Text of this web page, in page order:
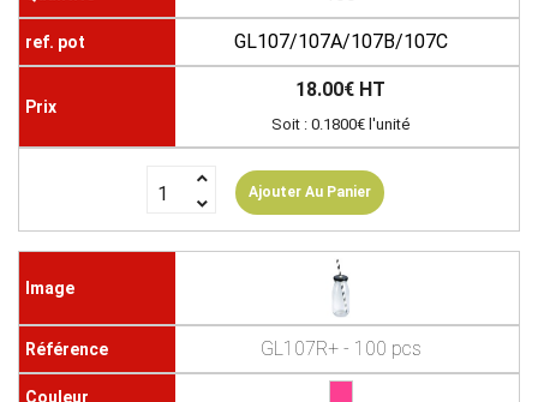
GL107/107A/107B/107C
18.00€ HT
Soit : 0.1800€ l'unité
Ajouter Au Panier
GL107R+ - 100 pcs